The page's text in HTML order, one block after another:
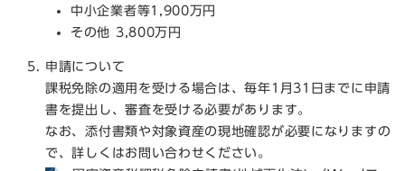
中小企業者等1,900万円
その他 3,800万円
申請について
課税免除の適用を受ける場合は、毎年1月31日までに申請
書を提出し、審査を受ける必要があります。
なお、添付書類や対象資産の現地確認が必要になりますの
で、詳しくはお問い合わせください。